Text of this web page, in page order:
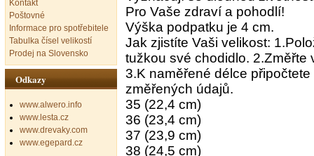
Pro Vaše zdraví a pohodlí!
Výška podpatku je 4 cm.
Jak zjistíte Vaši velikost:
tužkou své chodidlo. 2.Změřte
3.K naměřené délce
změřených údajů.
35 (22,4 cm)
36 (23,4 cm)
37 (23,9 cm)
38 (24,5 cm)
Kontakt
Poštovné
Informace pro spotřebitele
Tabulka čísel velikostí
Prodej na Slovensko
Odkazy
www.alwero.info
www.lesta.cz
www.drevaky.com
www.egepard.cz